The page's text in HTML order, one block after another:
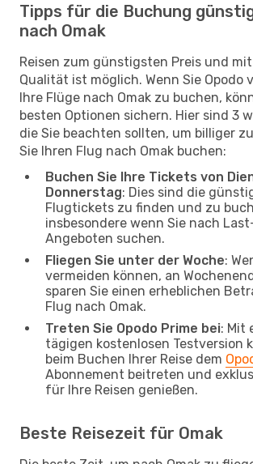
Tipps für die Buchung
nach Omak
Reisen zum günstigsten Preis und
Qualität ist möglich. Wenn Sie Opodo
Ihre Flüge nach Omak zu buchen,
besten Optionen sichern. Hier sind 3
die Sie beachten sollten, um billiger
Sie Ihren Flug nach Omak buchen:
Buchen Sie Ihre Tickets von
Donnerstag: Dies sind die
Flugtickets zu finden und zu
insbesondere wenn Sie nach
Angeboten suchen.
Fliegen Sie unter der Woche:
vermeiden können, an
sparen Sie einen erheblichen
Flug nach Omak.
Treten Sie Opodo Prime bei: Mit
tägigen kostenlosen Testversion
beim Buchen Ihrer Reise dem
Abonnement beitreten und
für Ihre Reisen genießen.
Beste Reisezeit für Omak